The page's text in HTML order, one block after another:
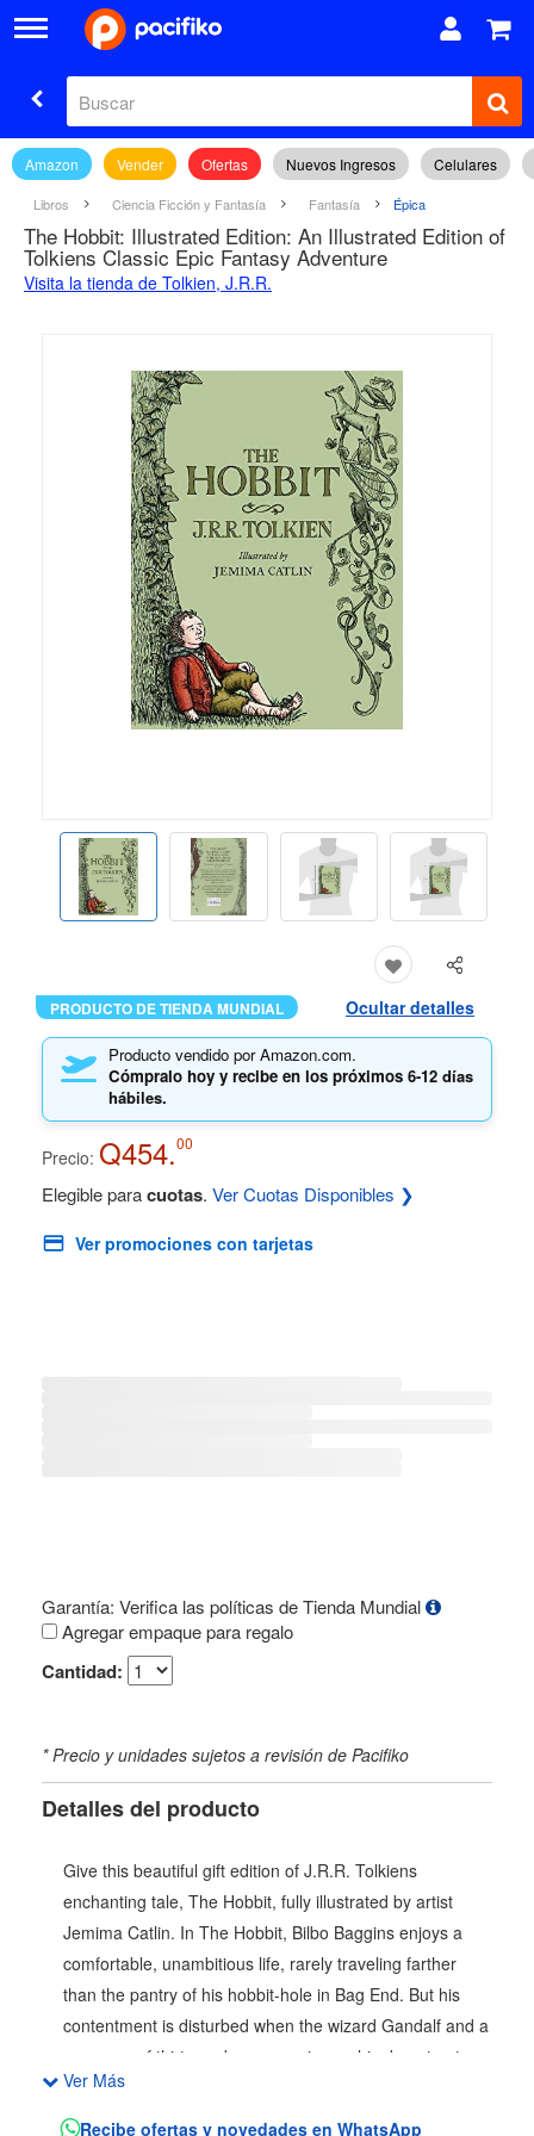
Amazon Vender Ofertas Nuevos Ingresos Celulares
Libros Ciencia Ficción y Fantasía Fantasía Épica
The Hobbit: Illustrated Edition: An Illustrated Edition of
Tolkiens Classic Epic Fantasy Adventure
Visita la tienda de Tolkien, J.R.R.
PRODUCTO DE TIENDA MUNDIAL Ocultar detalles
Producto vendido por Amazon.com.
Cómpralo hoy y recibe en los próximos 6-12 días
hábiles.
Precio: Q454.00
Elegible paracuotas. Ver Cuotas Disponibles ❯
Ver promociones con tarjetas
Garantía: Verifica las políticas de Tienda Mundial
Agregar empaque para regalo
Cantidad:
* Precio y unidades sujetos a revisión de Pacifiko
Detalles del producto
Give this beautiful gift edition of J.R.R. Tolkiens
enchanting tale, The Hobbit, fully illustrated by artist
Jemima Catlin. In The Hobbit, Bilbo Baggins enjoys a
comfortable, unambitious life, rarely traveling farther
than the pantry of his hobbit-hole in Bag End. But his
contentment is disturbed when the wizard Gandalf and a
company of thirteen dwarves arrive on his doorstep to
whisk him away on a journey to raid the treasure hoard
of Smaug the Magnificent, a large and very dangerous
Ver Más
Recibe ofertas y novedades en WhatsApp